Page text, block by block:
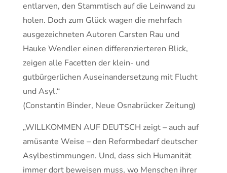
entlarven, den Stammtisch auf die Leinwand zu
holen. Doch zum Glück wagen die mehrfach
ausgezeichneten Autoren Carsten Rau und
Hauke Wendler einen differenzierteren Blick,
zeigen alle Facetten der klein- und
gutbürgerlichen Auseinandersetzung mit Flucht
und Asyl.“
(Constantin Binder, Neue Osnabrücker Zeitung)
„WILLKOMMEN AUF DEUTSCH zeigt – auch auf
amüsante Weise – den Reformbedarf deutscher
Asylbestimmungen. Und, dass sich Humanität
immer dort beweisen muss, wo Menschen ihrer